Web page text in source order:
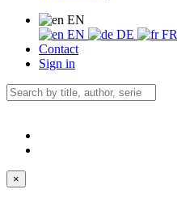
EN
EN
DE
FR
Contact
Sign in
×